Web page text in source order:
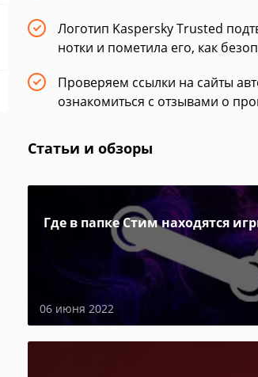
Логотип Kaspersky Trusted
нотки и пометила его, как
Проверяем ссылки на сайты
ознакомиться с отзывами о
Статьи и обзоры
Где в папке Стим находятся
06 июня 2022